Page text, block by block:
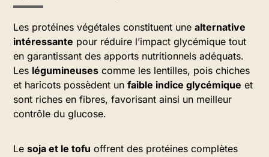
Les protéines végétales constituent une alternative
intéressante pour réduire l’impact glycémique tout
en garantissant des apports nutritionnels adéquats.
Les légumineuses comme les lentilles, pois chiches
et haricots possèdent un faible indice glycémique et
sont riches en fibres, favorisant ainsi un meilleur
contrôle du glucose.
Le soja et le tofu offrent des protéines complètes